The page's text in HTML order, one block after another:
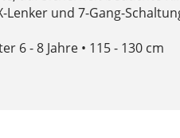
Lenker und 7-Gang-
6 - 8 Jahre • 115 - 130 cm